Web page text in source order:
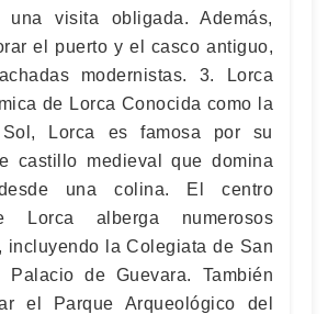
una visita obligada. Además,
el puerto y el casco antiguo,
modernistas. 3. Lorca
de Lorca Conocida como la
Lorca es famosa por su
castillo medieval que domina
una colina. El centro
Lorca alberga numerosos
incluyendo la Colegiata de San
de Guevara. También
el Parque Arqueológico del